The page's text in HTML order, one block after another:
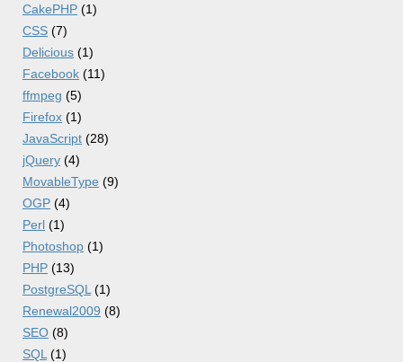
CakePHP (1)
CSS (7)
Delicious (1)
Facebook (11)
ffmpeg (5)
Firefox (1)
JavaScript (28)
jQuery (4)
MovableType (9)
OGP (4)
Perl (1)
Photoshop (1)
PHP (13)
PostgreSQL (1)
Renewal2009 (8)
SEO (8)
SQL (1)